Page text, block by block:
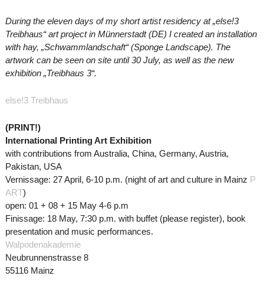
During the eleven days of my short artist residency at „else!3
Treibhaus“ art project in Münnerstadt (DE) I created an installation
with hay, „Schwammlandschaft“ (Sponge Landscape). The
artwork can be seen on site until 30 July, as well as the new
exhibition „Treibhaus 3“.
else!3 Treibhaus
(PRINT!)
International Printing Art Exhibition
with contributions from Australia, China, Germany, Austria,
Pakistan, USA
Vernissage: 27 April, 6-10 p.m. (night of art and culture in Mainz P
ART)
open: 01 + 08 + 15 May 4-6 p.m
Finissage: 18 May, 7:30 p.m. with buffet (please register), book
presentation and music performances.
Walpodenakademie
Neubrunnenstrasse 8
55116 Mainz